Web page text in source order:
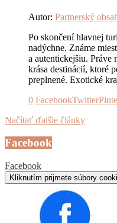
Autor: Partnerský
Po skončení hlavnej
nadýchne. Známe
a autentickejšiu. Práve
krása destinácií, ktoré
preplnené. Exotické
0 FacebookTwitter
Načítať ďalšie články
Facebook
Facebook
Kliknutím prijmete súbory